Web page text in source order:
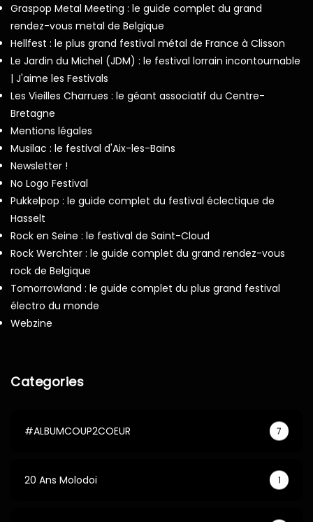
Graspop Metal Meeting : le guide complet du grand
rendez-vous metal de Belgique
Hellfest : le plus grand festival métal de France à Clisson
Le Jardin du Michel (JDM) : le festival lorrain incontournable
| J'aime les Festivals
Les Vieilles Charrues : le géant associatif du Centre-
Bretagne
Mentions légales
Musilac : le festival d'Aix-les-Bains
Newsletter !
No Logo Festival
Pukkelpop : le guide complet du festival éclectique de
Hasselt
Rock en Seine : le festival de Saint-Cloud
Rock Werchter : le guide complet du grand rendez-vous
rock de Belgique
Tomorrowland : le guide complet du plus grand festival
électro du monde
Webzine
Categories
#ALBUMCOUP2COEUR 7
20 Ans Molodoi 1